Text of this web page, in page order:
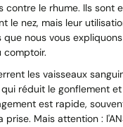
contre le rhume. Ils sont
le nez, mais leur
nous vous expliquons
comptoir.
les vaisseaux
réduit le gonflement
est rapide,
prise. Mais attention :